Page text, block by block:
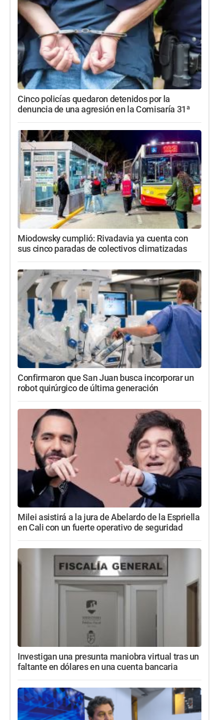
Cinco policías quedaron detenidos por la
denuncia de una agresión en la Comisaría 31ª
Miodowsky cumplió: Rivadavia ya cuenta con
sus cinco paradas de colectivos climatizadas
Confirmaron que San Juan busca incorporar un
robot quirúrgico de última generación
Milei asistirá a la jura de Abelardo de la Espriella
en Cali con un fuerte operativo de seguridad
Investigan una presunta maniobra virtual tras un
faltante en dólares en una cuenta bancaria